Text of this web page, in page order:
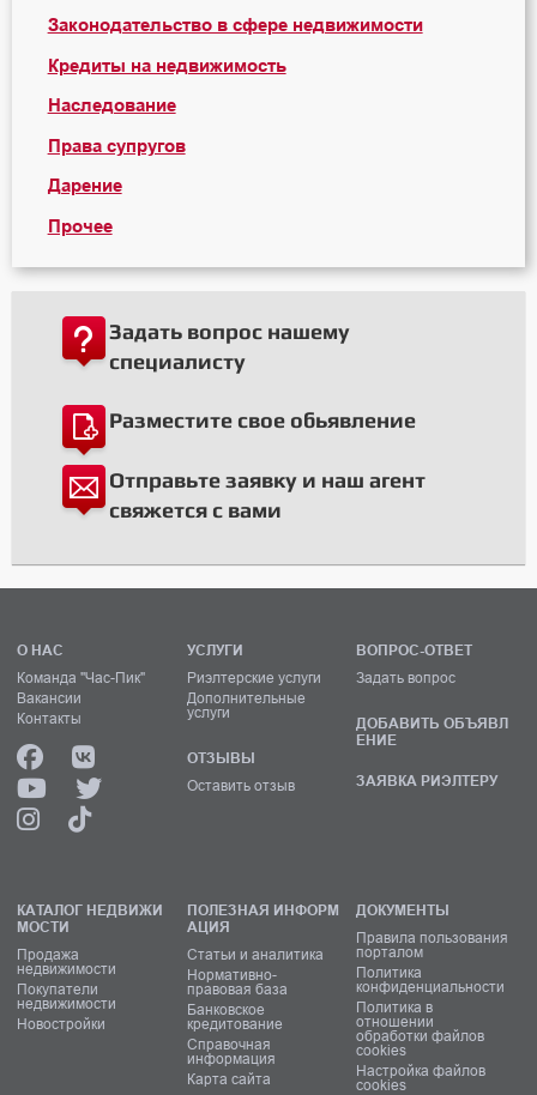
Законодательство в сфере недвижимости
Кредиты на недвижимость
Наследование
Права супругов
Дарение
Прочее
Задать вопрос нашему
специалисту
Разместите свое обьявление
Отправьте заявку и наш агент
свяжется с вами
О НАС
Команда "Час-Пик"
Вакансии
Контакты
УСЛУГИ
Риэлтерские услуги
Дополнительные
услуги
ОТЗЫВЫ
Оставить отзыв
ВОПРОС-ОТВЕТ
Задать вопрос
ДОБАВИТЬ ОБЪЯВЛ
ЕНИЕ
ЗАЯВКА РИЭЛТЕРУ
КАТАЛОГ НЕДВИЖИ
МОСТИ
Продажа
недвижимости
Покупатели
недвижимости
Новостройки
ПОЛЕЗНАЯ ИНФОРМ
АЦИЯ
Статьи и аналитика
Нормативно-
правовая база
Банковское
кредитование
Справочная
информация
Карта сайта
ДОКУМЕНТЫ
Правила пользования
порталом
Политика
конфиденциальности
Политика в
отношении
обработки файлов
cookies
Настройка файлов
cookies